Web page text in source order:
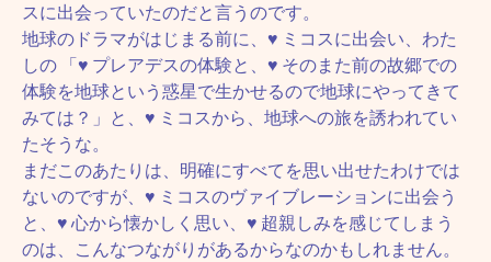
スに出会っていたのだと言うのです。
地球のドラマがはじまる前に、♥ ミコスに出会い、わた
しの 「♥ プレアデスの体験と、♥ そのまた前の故郷での
体験を地球という惑星で生かせるので地球にやってきて
みては？」と、♥ ミコスから、地球への旅を誘われてい
たそうな。
まだこのあたりは、明確にすべてを思い出せたわけでは
ないのですが、♥ ミコスのヴァイブレーションに出会う
と、♥ 心から懐かしく思い、♥ 超親しみを感じてしまう
のは、こんなつながりがあるからなのかもしれません。